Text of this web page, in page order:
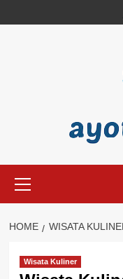
to
Menu
HOME WISATA
Wisata Kuliner